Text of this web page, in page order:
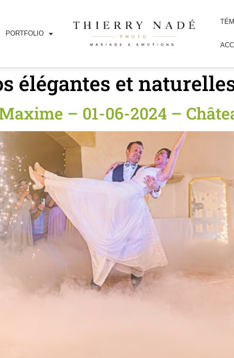
PORTFOLIO
élégantes et
– 01-06-2024 –